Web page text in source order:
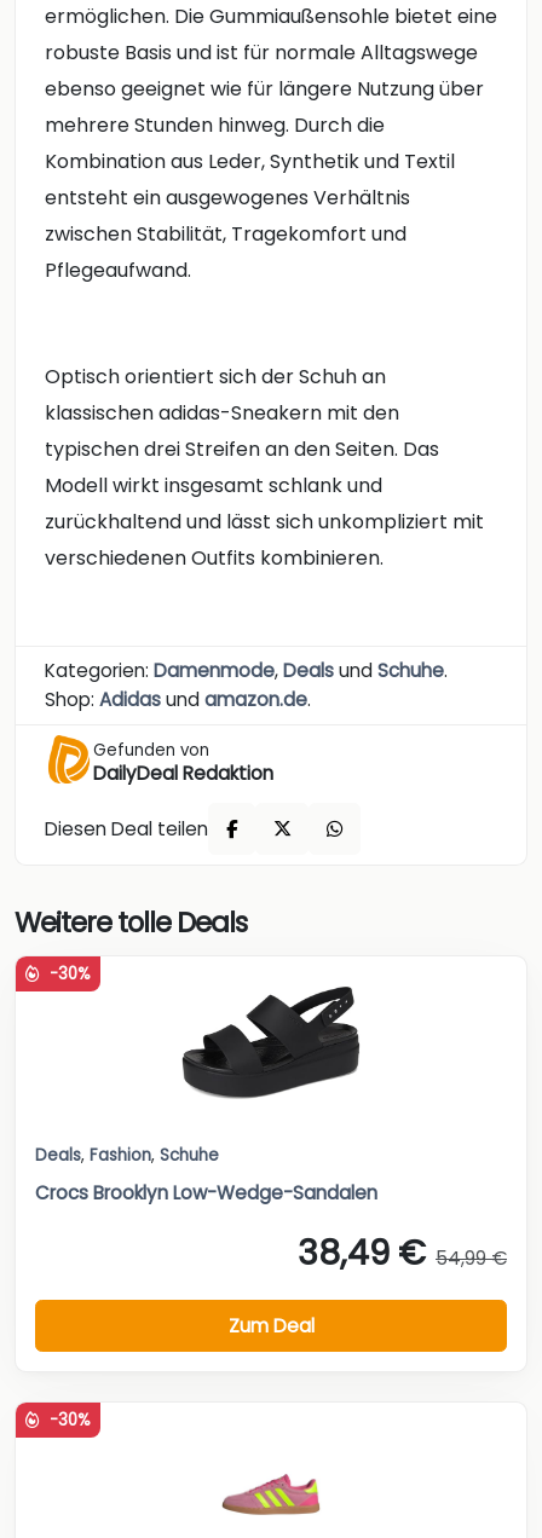
ermöglichen. Die Gummiaußensohle bietet eine
robuste Basis und ist für normale Alltagswege
ebenso geeignet wie für längere Nutzung über
mehrere Stunden hinweg. Durch die
Kombination aus Leder, Synthetik und Textil
entsteht ein ausgewogenes Verhältnis
zwischen Stabilität, Tragekomfort und
Pflegeaufwand.
Optisch orientiert sich der Schuh an
klassischen adidas-Sneakern mit den
typischen drei Streifen an den Seiten. Das
Modell wirkt insgesamt schlank und
zurückhaltend und lässt sich unkompliziert mit
verschiedenen Outfits kombinieren.
Kategorien: Damenmode,DealsundSchuhe.
Shop: Adidasundamazon.de.
Gefunden von
DailyDeal Redaktion
Diesen Deal teilen
Weitere tolle Deals
-30%
Deals, Fashion, Schuhe
Crocs Brooklyn Low-Wedge-Sandalen
38,49 € 54,99 €
Zum Deal
-30%